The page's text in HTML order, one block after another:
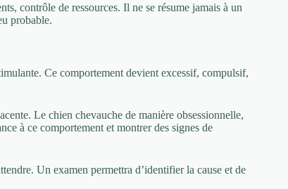
contrôle de ressources. Il ne se résume jamais à un
probable.
Ce comportement devient excessif, compulsif,
Le chien chevauche de manière obsessionnelle,
à ce comportement et montrer des signes de
Un examen permettra d’identifier la cause et de